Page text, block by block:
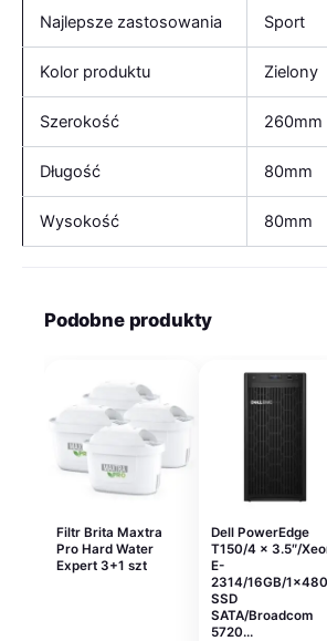
Najlepsze zastosowania Sport
Kolor produktu Zielony
Szerokość 260mm
Długość 80mm
Wysokość 80mm
Podobne produkty
Filtr Brita Maxtra
Pro Hard Water
Expert 3+1 szt
Dell PowerEdge
T150/4 x 3.5″/
E-
2314/16GB/
SSD
SATA/Broadcom
5720…